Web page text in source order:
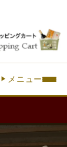
メニュー